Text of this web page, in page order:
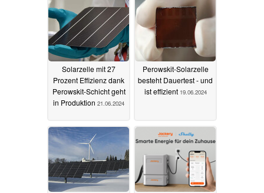
Solarzelle mit 27
Prozent Effizienz dank
Perowskit-Schicht geht
in Produktion 21.06.2024
Perowskit-Solarzelle
besteht Dauertest - und
ist effizient 19.06.2024